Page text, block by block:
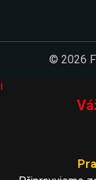
© 2026
i